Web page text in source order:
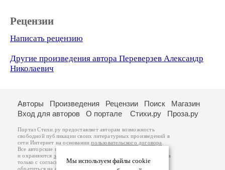
Рецензии
Написать рецензию
Другие произведения автора Переверзев Александр
Николаевич
Мы используем файлы cookie
Авторы Произведения Рецензии Поиск
Магазин
Вход для авторов
О портале Стихи.ру Проза.ру
Портал Стихи.ру предоставляет авторам возможность
свободной публикации своих литературных произведений в
сети Интернет на основаниипользовательского договора
Все авторские права на произведения принадлежат авторам
и охраняются законом
. Перепечатка произведений возможна
только с согласия его автора, к которому вы можете
обратиться на его авторской странице. Ответственность за